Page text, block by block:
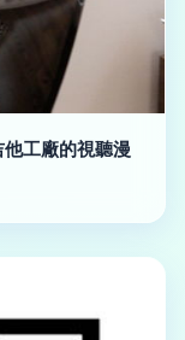
工廠的視聽漫